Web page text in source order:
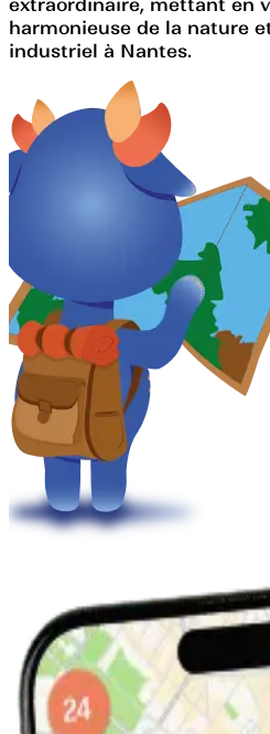
harmonieuse de la nature
industriel à Nantes.